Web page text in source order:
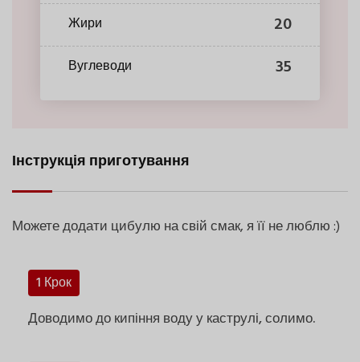
Жири 20
Вуглеводи 35
Інструкція приготування
Можете додати цибулю на свій смак, я її не люблю :)
1 Крок
Доводимо до кипіння воду у каструлі, солимо.